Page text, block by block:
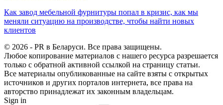
Как завод мебельной фурнитуры попал в кризис, как мы
меняли ситуацию на производстве, чтобы найти новых
клиентов
© 2026 - PR в Беларуси. Все права защищены.
Любое копирование материалов с нашего ресурса разрешается
только с обратной активной ссылкой на страницу статьи.
Все материалы опубликованные на сайте взяты с открытых
источников и других порталов интернета, все права на
авторство принадлежат их законным владельцам.
Sign in